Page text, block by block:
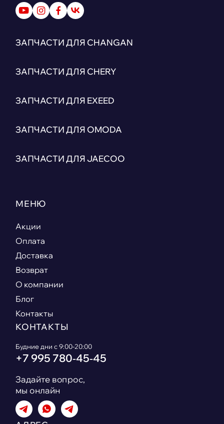
ЗАПЧАСТИ ДЛЯ CHANGAN
ЗАПЧАСТИ ДЛЯ CHERY
ЗАПЧАСТИ ДЛЯ EXEED
ЗАПЧАСТИ ДЛЯ OMODA
ЗАПЧАСТИ ДЛЯ JAECOO
МЕНЮ
Акции
Оплата
Доставка
Возврат
О компании
Блог
Контакты
КОНТАКТЫ
Будние дни с 9:00-20:00
+7 995 780‑45‑45
Задайте вопрос,
мы онлайн